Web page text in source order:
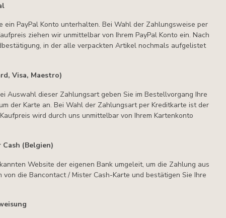
PayPal Konto unterhalten. Bei Wahl der Zahlungsweise per
ziehen wir unmittelbar von Ihrem PayPal Konto ein. Nach
in der alle verpackten Artikel nochmals aufgelistet
Visa, Maestro)
Auswahl dieser Zahlungsart geben Sie im Bestellvorgang Ihre
der Karte an. Bei Wahl der Zahlungsart per Kreditkarte ist der
wird durch uns unmittelbar von Ihrem Kartenkonto
(Belgien)
Website der eigenen Bank umgeleit, um die Zahlung aus
die Bancontact / Mister Cash-Karte und bestätigen Sie Ihre